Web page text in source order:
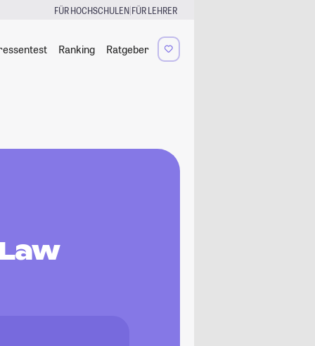
FÜR HOCHSCHULEN|FÜR LEHRER
Ranking Ratgeber